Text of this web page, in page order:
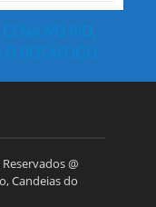
NO RIO,
O BOTAFOGO
@
Candeias do